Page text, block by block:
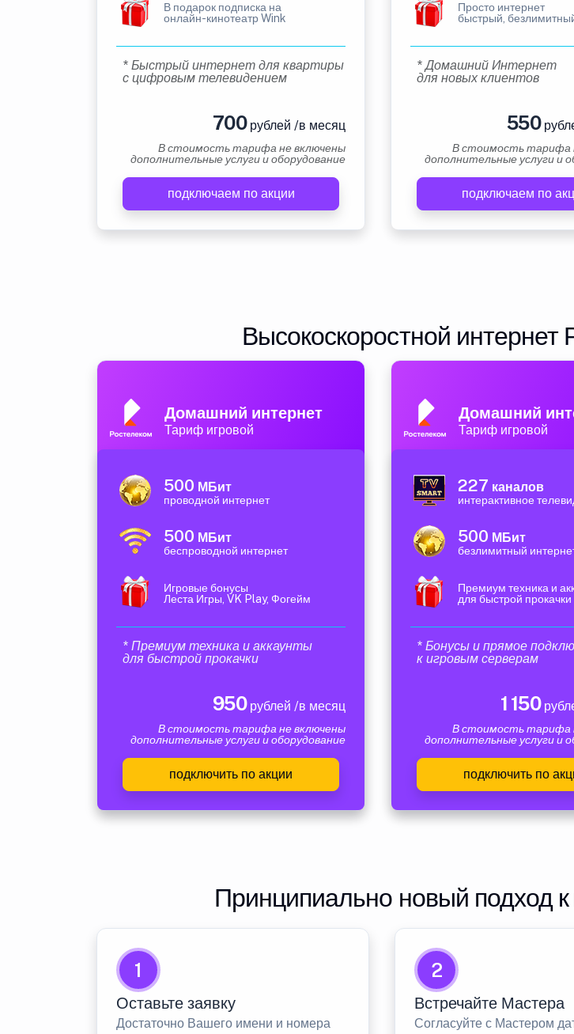
В подарок подписка на
онлайн-кинотеатр Wink
* Быстрый интернет для квартиры
с цифровым телевидением
700рублей /в месяц
В стоимость тарифа не включены
дополнительные услуги и оборудование
подключаем по акции
Просто интернет
быстрый,
* Домашний Интернет
для новых клиентов
550
В стоимость тарифа
дополнительные услуги и
подключаем по
Высокоскоростной интернет
Домашний интернет
Тариф игровой
500 МБит
проводной интернет
500 МБит
беспроводной интернет
Игровые бонусы
Леста Игры, VK Play, Фогейм
* Премиум техника и аккаунты
для быстрой прокачки
950рублей /в месяц
В стоимость тарифа не включены
дополнительные услуги и оборудование
подключить по акции
Домашний
Тариф игровой
227 каналов
интерактивное
500 МБит
безлимитный
Премиум техника и
для быстрой прокачки
* Бонусы и прямое
к игровым серверам
1 150
В стоимость тарифа
дополнительные услуги и
подключить по
Принципиально новый подход
1
Оставьте заявку
Достаточно Вашего имени и номера
2
Встречайте Мастера
Согласуйте с Мастером